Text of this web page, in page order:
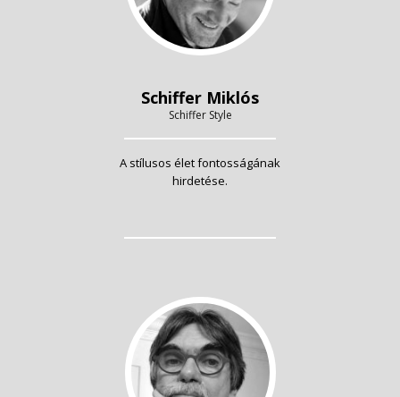
Schiffer Miklós
Schiffer Style
A stílusos élet fontosságának
hirdetése.